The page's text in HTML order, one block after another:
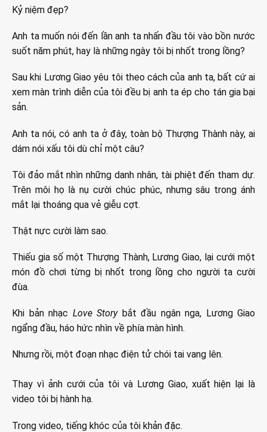
Kỷ niệm đẹp?
Anh ta muốn nói đến lần anh ta nhấn đầu tôi vào bồn nước
suốt năm phút, hay là những ngày tôi bị nhốt trong lồng?
Sau khi Lương Giao yêu tôi theo cách của anh ta, bất cứ ai
xem màn trình diễn của tôi đều bị anh ta ép cho tán gia bại
sản.
Anh ta nói, có anh ta ở đây, toàn bộ Thượng Thành này, ai
dám nói xấu tôi dù chỉ một câu?
Tôi đảo mắt nhìn những danh nhân, tài phiệt đến tham dự.
Trên môi họ là nụ cười chúc phúc, nhưng sâu trong ánh
mắt lại thoáng qua vẻ giễu cợt.
Thật nực cười làm sao.
Thiếu gia số một Thượng Thành, Lương Giao, lại cưới một
món đồ chơi từng bị nhốt trong lồng cho người ta cười
đùa.
Khi bản nhạc Love Storybắt đầu ngân nga, Lương Giao
ngẩng đầu, háo hức nhìn về phía màn hình.
Nhưng rồi, một đoạn nhạc điện tử chói tai vang lên.
Thay vì ảnh cưới của tôi và Lương Giao, xuất hiện lại là
video tôi bị hành hạ.
Trong video, tiếng khóc của tôi khản đặc.